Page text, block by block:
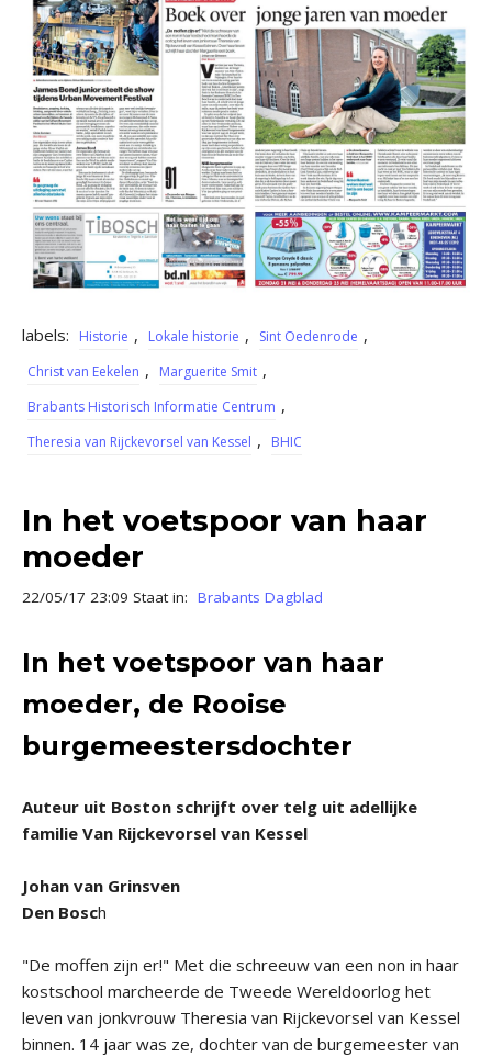
labels: Historie , Lokale historie , Sint Oedenrode ,
Christ van Eekelen , Marguerite Smit ,
Brabants Historisch Informatie Centrum ,
Theresia van Rijckevorsel van Kessel , BHIC
In het voetspoor van haar
moeder
22/05/17 23:09 Staat in: Brabants Dagblad
In het voetspoor van haar
moeder, de Rooise
burgemeestersdochter
Auteur uit Boston schrijft over telg uit adellijke
familie Van Rijckevorsel van Kessel
Johan van Grinsven
Den Bosch
"De moffen zijn er!" Met die schreeuw van een non in haar
kostschool marcheerde de Tweede Wereldoorlog het
leven van jonkvrouw Theresia van Rijckevorsel van Kessel
binnen. 14 jaar was ze, dochter van de burgemeester van